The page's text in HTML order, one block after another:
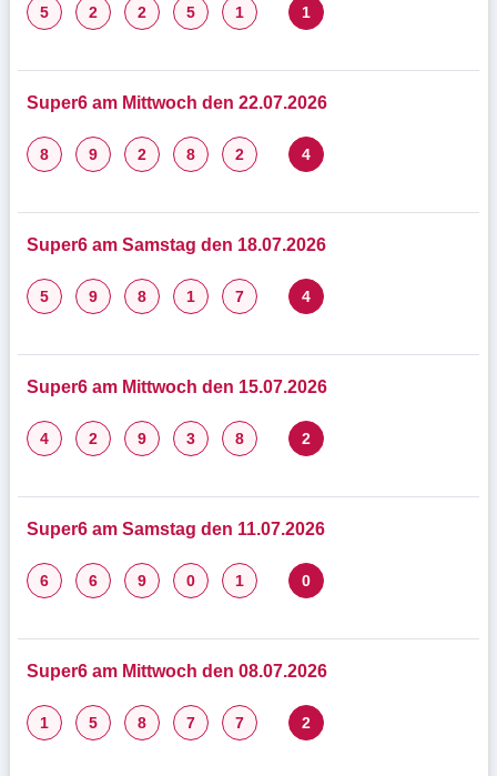
5 2 2 5 1 1
Super6 am Mittwoch den 22.07.2026
8 9 2 8 2 4
Super6 am Samstag den 18.07.2026
5 9 8 1 7 4
Super6 am Mittwoch den 15.07.2026
4 2 9 3 8 2
Super6 am Samstag den 11.07.2026
6 6 9 0 1 0
Super6 am Mittwoch den 08.07.2026
1 5 8 7 7 2